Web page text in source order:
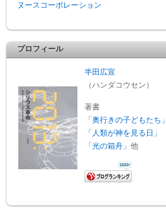
ヌースコーポレーション
プロフィール
半田広宣
（ハンダコウセン）
著書
「奥行きの子どもたち」
「人類が神を見る日」
「光の箱舟」他